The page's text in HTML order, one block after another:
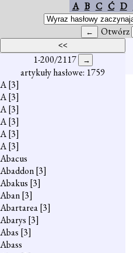
A B C Ć D
Otwórz
1-200/2117
artykuły hasłowe: 1759
A[3]
A[3]
A[3]
A[3]
A[3]
A[3]
Abacus
Abaddon[3]
Abakus [3]
Aban[3]
Abartarea[3]
Abarys [3]
Abas [3]
Abass